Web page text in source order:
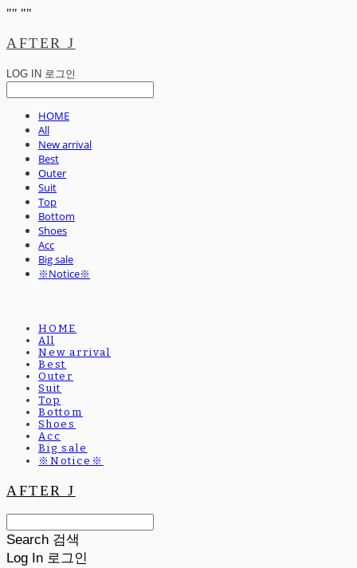
"" ""
AFTER J
LOG IN 로그인
HOME
All
New arrival
Best
Outer
Suit
Top
Bottom
Shoes
Acc
Big sale
※Notice※
HOME
All
New arrival
Best
Outer
Suit
Top
Bottom
Shoes
Acc
Big sale
※Notice※
AFTER J
Search 검색
Log In 로그인